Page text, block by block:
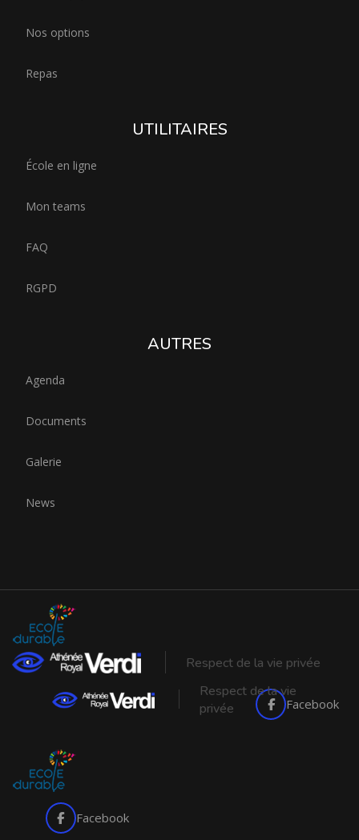
Nos options
Repas
UTILITAIRES
École en ligne
Mon teams
FAQ
RGPD
AUTRES
Agenda
Documents
Galerie
News
Respect de la vie privée
Facebook
Respect de la vie
privée
Facebook